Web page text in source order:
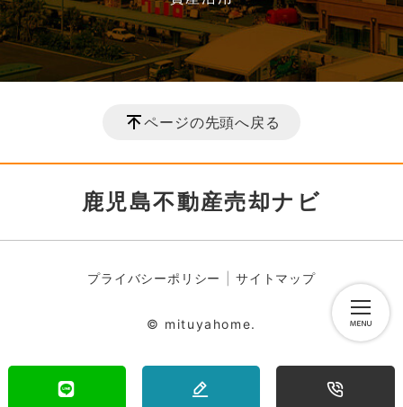
ページの先頭へ戻る
鹿児島不動産売却ナビ
プライバシーポリシー サイトマップ
© mituyahome.